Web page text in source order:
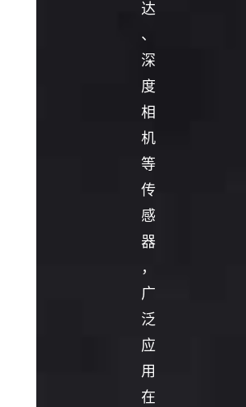
达
、
深
度
相
机
等
传
感
器
，
广
泛
应
用
在